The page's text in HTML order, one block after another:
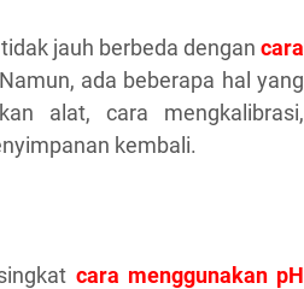
jauh berbeda dengan cara
ada beberapa hal yang
alat, cara mengkalibrasi,
kembali.
cara menggunakan pH